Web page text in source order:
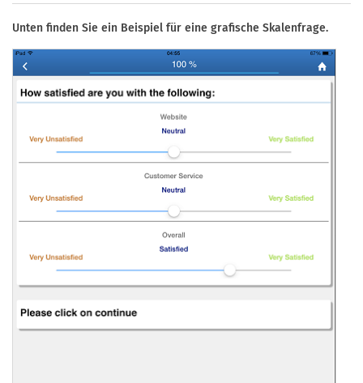
Unten finden Sie ein Beispiel für eine grafische Skalenfrage.